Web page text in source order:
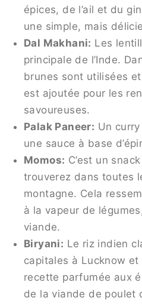
épices, de l’ail et du
une simple, mais
Dal Makhani: Les
principale de l’Inde.
brunes sont utilisées
est ajoutée pour les
savoureuses.
Palak Paneer: Un
une sauce à base
Momos: C’est un
trouverez dans toutes
montagne. Cela
à la vapeur de
viande.
Biryani: Le riz indien
capitales à Lucknow et
recette parfumée aux
de la viande de poulet